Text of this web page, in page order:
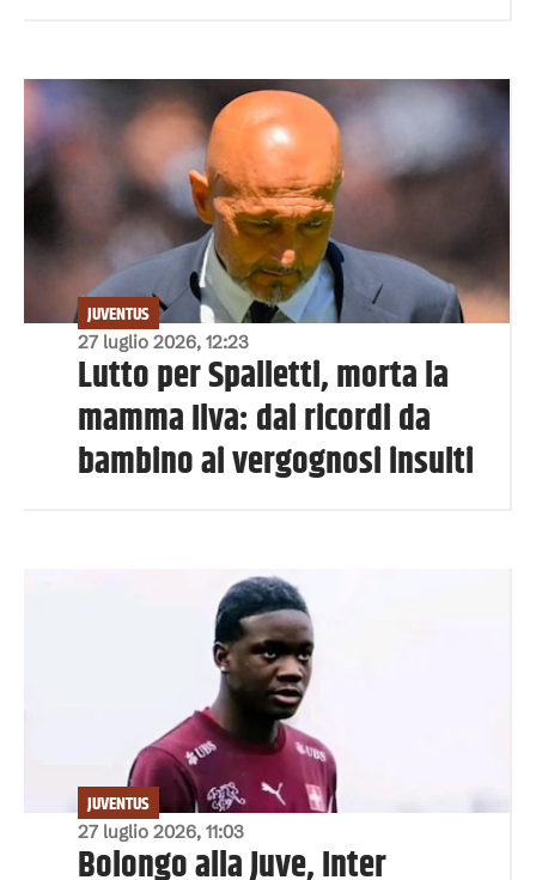
27 luglio 2026, 12:23
JUVENTUS
Lutto per Spalletti, morta la
mamma Ilva: dai ricordi da
bambino ai vergognosi insulti
27 luglio 2026, 11:03
JUVENTUS
Bolongo alla Juve, Inter